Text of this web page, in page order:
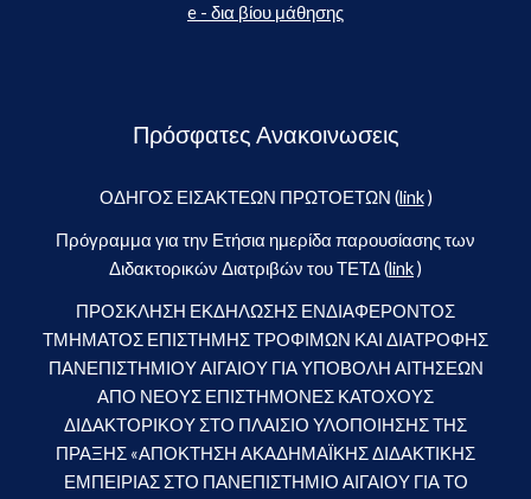
e - δια βίου μάθησης
Πρόσφατες Ανακοινωσεις
ΟΔΗΓΟΣ ΕΙΣΑΚΤΕΩΝ ΠΡΩΤΟΕΤΩΝ (link )
Πρόγραμμα για την Ετήσια ημερίδα παρουσίασης των
Διδακτορικών Διατριβών του ΤΕΤΔ (link)
ΠΡΟΣΚΛΗΣΗ ΕΚΔΗΛΩΣΗΣ ΕΝΔΙΑΦΕΡΟΝΤΟΣ
ΤΜΗΜΑΤΟΣ ΕΠΙΣΤΗΜΗΣ ΤΡΟΦΙΜΩΝ ΚΑΙ ΔΙΑΤΡΟΦΗΣ
ΠΑΝΕΠΙΣΤΗΜΙΟΥ ΑΙΓΑΙΟΥ ΓΙΑ ΥΠΟΒΟΛΗ ΑΙΤΗΣΕΩΝ
ΑΠΟ ΝΕΟΥΣ ΕΠΙΣΤΗΜΟΝΕΣ ΚΑΤΟΧΟΥΣ
ΔΙΔΑΚΤΟΡΙΚΟΥ ΣΤΟ ΠΛΑΙΣΙΟ ΥΛΟΠΟΙΗΣΗΣ ΤΗΣ
ΠΡΑΞΗΣ «ΑΠΟΚΤΗΣΗ ΑΚΑΔΗΜΑΪΚΗΣ ΔΙΔΑΚΤΙΚΗΣ
ΕΜΠΕΙΡΙΑΣ ΣΤΟ ΠΑΝΕΠΙΣΤΗΜΙΟ ΑΙΓΑΙΟΥ ΓΙΑ ΤΟ